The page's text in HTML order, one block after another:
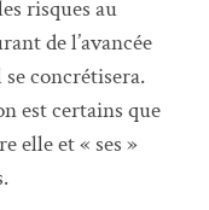
risques au
de l’avancée
concrétisera.
est certains que
elle et « ses »